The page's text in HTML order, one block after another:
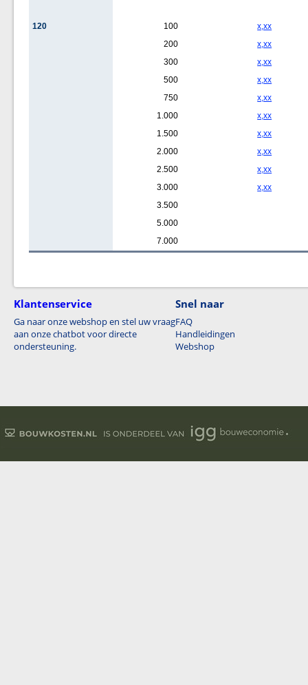
120 100
x,xx
200
x,xx
300
x,xx
500
x,xx
750
x,xx
1.000
x,xx
1.500
x,xx
2.000
x,xx
2.500
x,xx
3.000
x,xx
3.500
5.000
7.000
Klantenservice
Ga naar onze webshop en stel uw vraag
aan onze chatbot voor directe
ondersteuning.
Snel naar
FAQ
Handleidingen
Webshop